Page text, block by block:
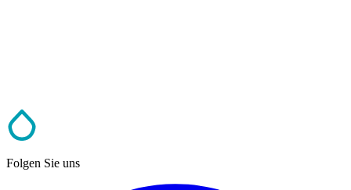
Folgen Sie uns